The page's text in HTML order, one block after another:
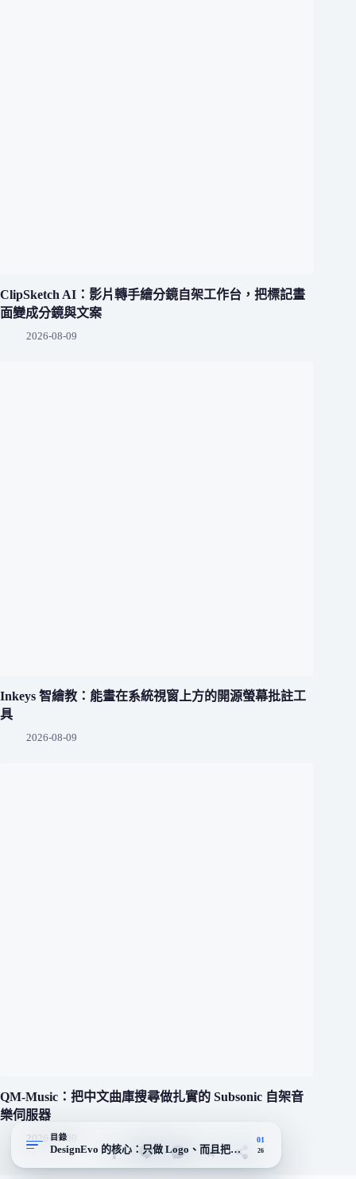
ClipSketch AI：影片轉手繪分鏡自架工作台，把標記畫
面變成分鏡與文案
2026-08-09
Inkeys 智繪教：能畫在系統視窗上方的開源螢幕批註工
具
2026-08-09
QM-Music：把中文曲庫搜尋做扎實的 Subsonic 自架音
樂伺服器
2026-08-09
目錄
DesignEvo 的核心：只做 Logo、而且把繁中介面做完整
01
26